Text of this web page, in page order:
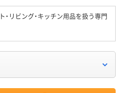
・リビング・キッチン用品を扱う専門